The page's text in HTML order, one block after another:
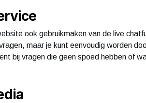
ook gebruikmaken van de live
maar je kunt eenvoudig worden
bij vragen die geen spoed hebben of